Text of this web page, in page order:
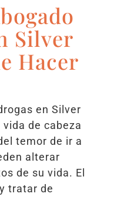
Silver
Hacer
en Silver
de cabeza
temor de ir a
alterar
de su vida. El
tratar de